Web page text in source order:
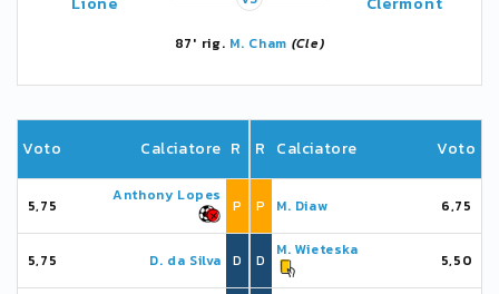
87' rig. M. Cham (Cle)
Voto Calciatore R
5,75
Anthony Lopes
P
5,75 D. da Silva D
R Calciatore Voto
P M. Diaw 6,75
D
M. Wieteska
5,50